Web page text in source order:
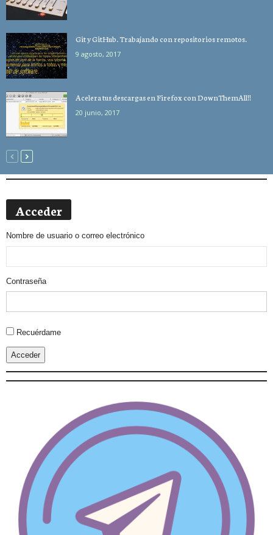
Git y GitHub. Trabajando con repositorios remotos.
9 agosto, 2017
Acelera tus descargas en Firefox con DownThemAll!!
20 junio, 2017
Acceder
Nombre de usuario o correo electrónico
Contraseña
Alternative:
Recuérdame
Acceder